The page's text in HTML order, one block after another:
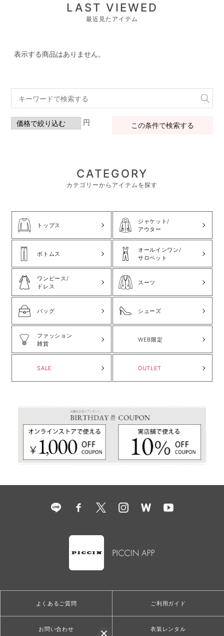
LAST VIEWED
最近見たアイテム
表示する商品はありません。
円 この条件で検索する
CATEGORY
カテゴリーからアイテムを探す
トップス
ジャケット/
アウター
ボトムス
オールインワン/
サロペット
ワンピース/
ドレス
スーツ
バッグ シューズ
ファッション
雑貨
WEB限定
SALE OUTLET
よくあるご質問 ご利用ガイド
お問い合わせ 衣装レンタル